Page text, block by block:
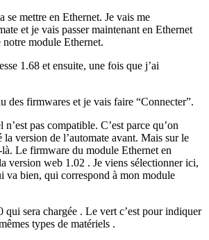
se mettre en Ethernet. Je vais me
et je vais passer maintenant en Ethernet
module Ethernet.
1.68 et ensuite, une fois que j’ai
des firmwares et je vais faire “Connecter”.
pas compatible. C’est parce qu’on
la version de l’automate avant. Mais sur le
Le firmware du module Ethernet en
version web 1.02 . Je viens sélectionner ici,
va bien, qui correspond à mon module
qui sera chargée . Le vert c’est pour indiquer
types de matériels .